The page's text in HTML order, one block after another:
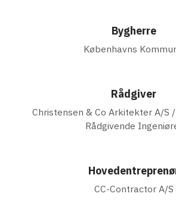
Bygherre
Københavns
Rådgiver
Christensen & Co Arkitekter A/S
Rådgivende
CC-Contractor A/S